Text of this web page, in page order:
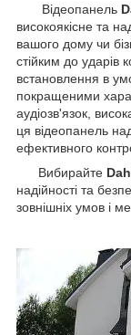
Відеопанель
високоякісне та
вашого дому чи
стійким до ударів
встановлення в
покращеними
аудіозв'язок,
ця відеопанель
ефективного
Вибирайте
надійності та
зовнішніх умов і